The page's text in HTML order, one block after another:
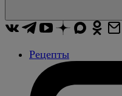
Рецепты